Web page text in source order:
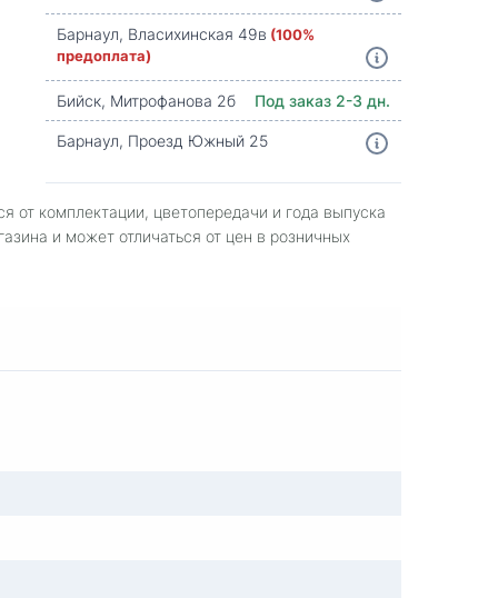
Барнаул, Власихинская 49в (100%
предоплата)
Бийск, Митрофанова 2б
Под заказ 2-3 дн.
Барнаул, Проезд Южный 25
от комплектации, цветопередачи и года выпуска
и может отличаться от цен в розничных